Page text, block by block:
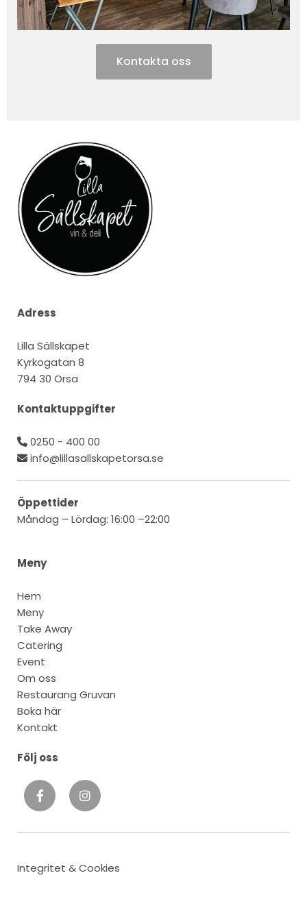
Kontakta oss
Adress
Lilla Sällskapet
Kyrkogatan 8
794 30 Orsa
Kontaktuppgifter
 0250 - 400 00
 info@lillasallskapetorsa.se
Öppettider
Måndag – Lördag: 16:00 –22:00
Meny
Hem
Meny
Take Away
Catering
Event
Om oss
Restaurang Gruvan
Boka här
Kontakt
Följ oss
Integritet & Cookies